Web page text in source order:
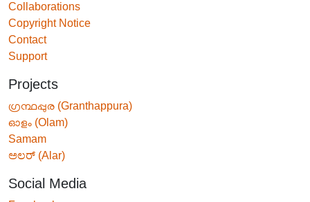
Collaborations
Copyright Notice
Contact
Support
Projects
ഗ്രന്ഥപ്പുര (Granthappura)
ഓളം (Olam)
Samam
ಅಲರ್ (Alar)
Social Media